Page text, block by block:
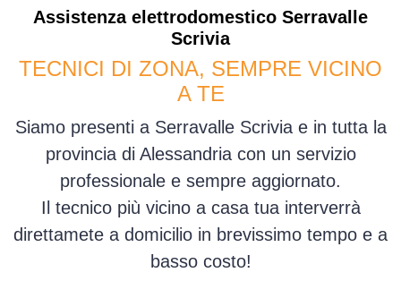
Assistenza elettrodomestico Serravalle
Scrivia
TECNICI DI ZONA, SEMPRE VICINO
A TE
Siamo presenti a Serravalle Scrivia e in tutta la
provincia di Alessandria con un servizio
professionale e sempre aggiornato.
Il tecnico più vicino a casa tua interverrà
direttamete a domicilio in brevissimo tempo e a
basso costo!